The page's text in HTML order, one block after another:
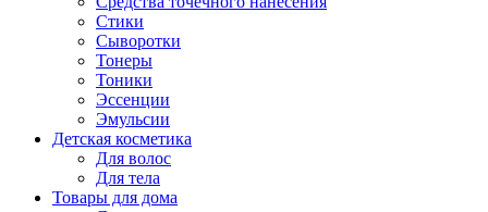
Стики
Сыворотки
Тонеры
Тоники
Эссенции
Эмульсии
Детская косметика
Для волос
Для тела
Товары для дома